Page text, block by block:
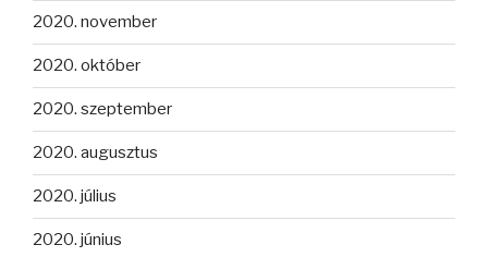
2020. november
2020. október
2020. szeptember
2020. augusztus
2020. július
2020. június